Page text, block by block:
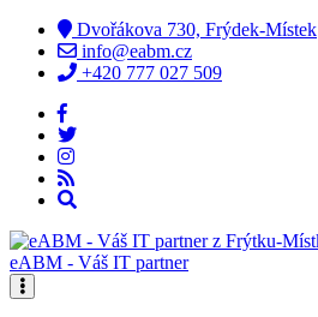
Dvořákova 730, Frýdek-Místek
info@eabm.cz
+420 777 027 509
eABM - Váš IT partner